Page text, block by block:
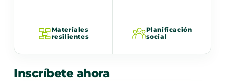
Materiales
resilientes
Planificación
social
Inscríbete ahora